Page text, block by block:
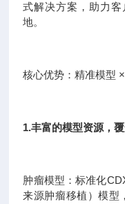
式解决方案，助力
地。
核心优势：精准模型
1.丰富的模型资源，
肿瘤模型：标准化
来源肿瘤移植）模型